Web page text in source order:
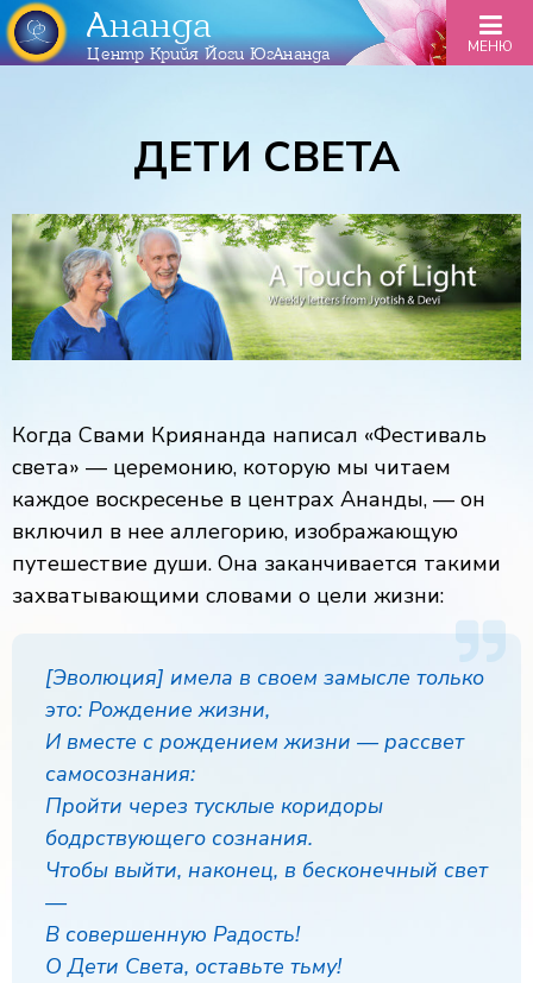
Ананда
Центр Крийя Йоги ЮгАнанда МЕНЮ
ДЕТИ СВЕТА
Когда Свами Криянанда написал «Фестиваль
света» — церемонию, которую мы читаем
каждое воскресенье в центрах Ананды, — он
включил в нее аллегорию, изображающую
путешествие души. Она заканчивается такими
захватывающими словами о цели жизни:
[Эволюция] имела в своем замысле только
это: Рождение жизни,
И вместе с рождением жизни — рассвет
самосознания:
Пройти через тусклые коридоры
бодрствующего сознания.
Чтобы выйти, наконец, в бесконечный свет
—
В совершенную Радость!
О Дети Света, оставьте тьму!